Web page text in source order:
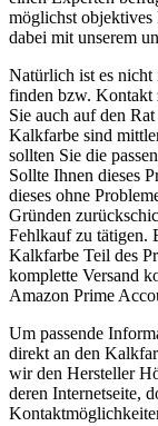
möglichst objektives
dabei mit unserem
Natürlich ist es nicht
finden bzw. Kontakt
Sie auch auf den
Kalkfarbe sind
sollten Sie die
Sollte Ihnen dieses
dieses ohne
Gründen
Fehlkauf zu tätigen.
Kalkfarbe Teil des
komplette Versand
Amazon Prime
Um passende
direkt an den
wir den Hersteller
deren Internetseite,